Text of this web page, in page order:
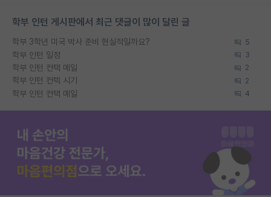
학부 인턴 게시판에서 최근 댓글이 많이 달린 글
학부 3학년 미국 박사 준비 현실적일까요? 5
학부 인턴 일정 3
학부 인턴 컨택 메일 2
학부 인턴 컨텍 시기 2
학부 인턴 컨택 메일 4